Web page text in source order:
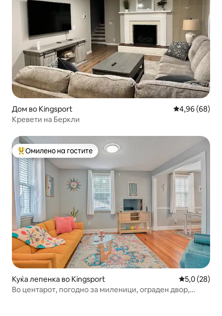
Дом во Kingsport Просечна
4,96 (68)
Кревети на Беркли
Меѓу најуспешните „Омилени на гостите“
Омилено на гостите
Куќа лепенка во Kingsport Просечна
5,0 (28)
Во центарот, погодно за миленици, ограден двор,